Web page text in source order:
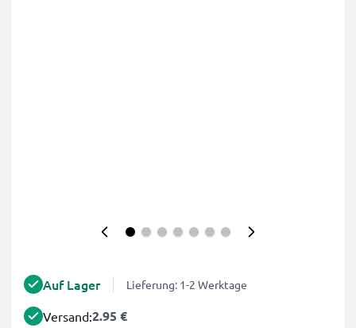
Auf Lager Lieferung: 1-2 Werktage
Versand:2.95 €